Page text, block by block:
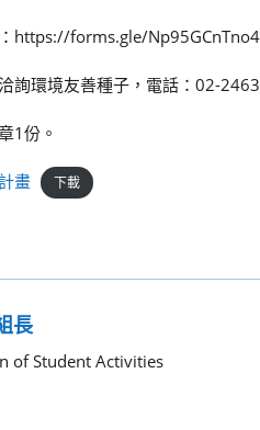
https://forms.gle/
詢環境友善種子，電話：02-
1份。
畫 下載
長
of Student Activities